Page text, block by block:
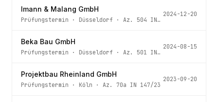
Imann & Malang GmbH
Prüfungstermin · Düsseldorf · Az. 504 IN 202/24
2024-12-20
Beka Bau GmbH
Prüfungstermin · Düsseldorf · Az. 501 IN 102/24
2024-08-15
Projektbau Rheinland GmbH
Prüfungstermin · Köln · Az. 70a IN 147/23
2023-09-20